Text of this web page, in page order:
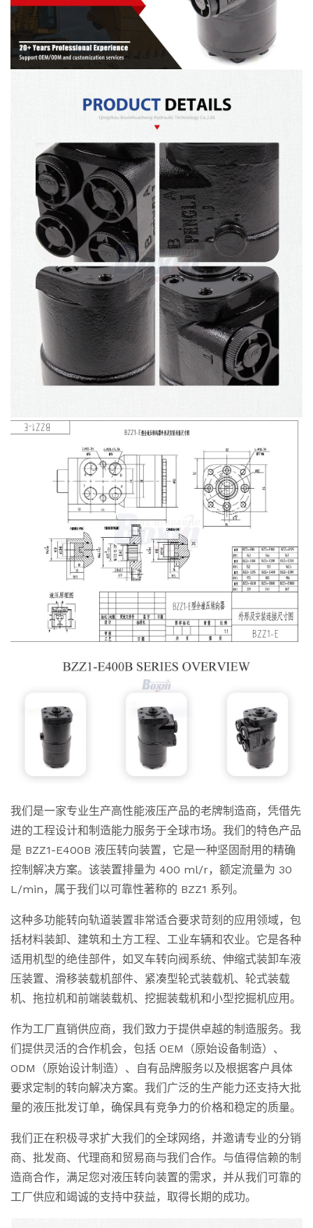
我们是一家专业生产高性能液压产品的老牌制造商，凭借先
进的工程设计和制造能力服务于全球市场。我们的特色产品
是 BZZ1-E400B 液压转向装置，它是一种坚固耐用的精确
控制解决方案。该装置排量为 400 ml/r，额定流量为 30
L/min，属于我们以可靠性著称的 BZZ1 系列。
这种多功能转向轨道装置非常适合要求苛刻的应用领域，包
括材料装卸、建筑和土方工程、工业车辆和农业。它是各种
适用机型的绝佳部件，如叉车转向阀系统、伸缩式装卸车液
压装置、滑移装载机部件、紧凑型轮式装载机、轮式装载
机、拖拉机和前端装载机、挖掘装载机和小型挖掘机应用。
作为工厂直销供应商，我们致力于提供卓越的制造服务。我
们提供灵活的合作机会，包括 OEM（原始设备制造）、
ODM（原始设计制造）、自有品牌服务以及根据客户具体
要求定制的转向解决方案。我们广泛的生产能力还支持大批
量的液压批发订单，确保具有竞争力的价格和稳定的质量。
我们正在积极寻求扩大我们的全球网络，并邀请专业的分销
商、批发商、代理商和贸易商与我们合作。与值得信赖的制
造商合作，满足您对液压转向装置的需求，并从我们可靠的
工厂供应和竭诚的支持中获益，取得长期的成功。